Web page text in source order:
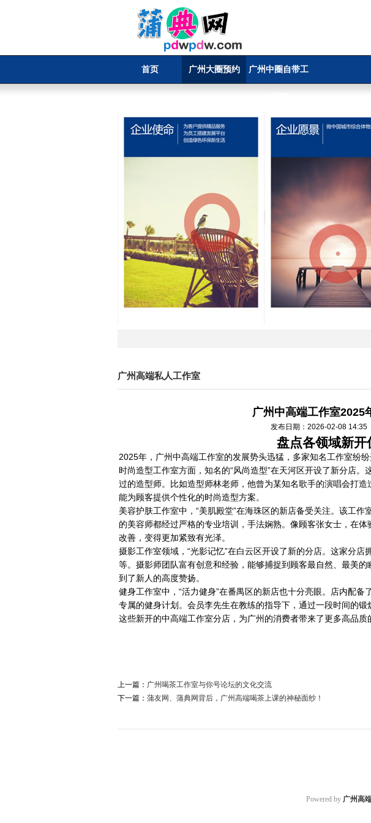
首页 广州大圈预约 广州中圈自带工
广州高端私人工作室
广州中高端工作室2025
发布日期：2026-02-08
盘点各领域新开
2025年，广州中高端工作室的发展势头迅猛，多家知名工作室纷
时尚造型工作室方面，知名的“风尚造型”在天河区开设了新分店
过的造型师。比如造型师林老师，他曾为某知名歌手的演唱会打
能为顾客提供个性化的时尚造型方案。
美容护肤工作室中，“美肌殿堂”在海珠区的新店备受关注。该工
的美容师都经过严格的专业培训，手法娴熟。像顾客张女士，在
改善，变得更加紧致有光泽。
摄影工作室领域，“光影记忆”在白云区开设了新的分店。这家分
等。摄影师团队富有创意和经验，能够捕捉到顾客最自然、最美
到了新人的高度赞扬。
健身工作室中，“活力健身”在番禺区的新店也十分亮眼。店内配
专属的健身计划。会员李先生在教练的指导下，通过一段时间的锻
这些新开的中高端工作室分店，为广州的消费者带来了更多高品质
上一篇： 广州喝茶工作室与你号论坛的文化交流
下一篇： 蒲友网、蒲典网背后，广州高端喝茶上课的神秘面纱！
Powered by 广州高